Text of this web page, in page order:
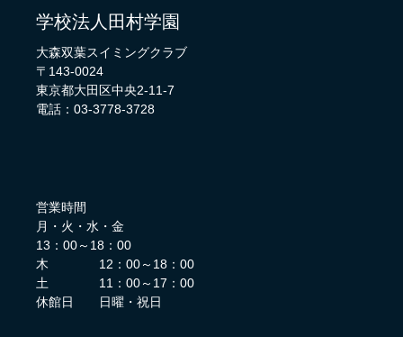
学校法人田村学園
大森双葉スイミングクラブ
〒143-0024
東京都大田区中央2-11-7
電話：03-3778-3728
営業時間
月・火・水・金
13：00～18：00
木 12：00～18：00
土 11：00～17：00
休館日 日曜・祝日